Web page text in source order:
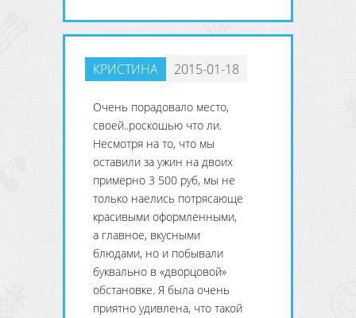
КРИСТИНА 2015-01-18
Очень порадовало место,
своей..роскошью что ли.
Несмотря на то, что мы
оставили за ужин на двоих
примерно 3 500 руб, мы не
только наелись потрясающе
красивыми оформленными,
а главное, вкусными
блюдами, но и побывали
буквально в «дворцовой»
обстановке. Я была очень
приятно удивлена, что такой